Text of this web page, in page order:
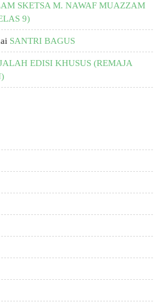
SKETSA M. NAWAF MUAZZAM
9)
SANTRI BAGUS
EDISI KHUSUS (REMAJA